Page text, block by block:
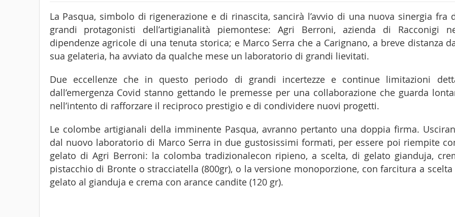
La Pasqua, simbolo di rigenerazione e di rinascita, sancirà l’avvio di una nuova sinergia fra
grandi protagonisti dell’artigianalità piemontese: Agri Berroni, azienda di Racconigi
dipendenze agricole di una tenuta storica; e Marco Serra che a Carignano, a breve distanza
sua gelateria, ha avviato da qualche mese un laboratorio di grandi lievitati.
Due eccellenze che in questo periodo di grandi incertezze e continue limitazioni
dall’emergenza Covid stanno gettando le premesse per una collaborazione che guarda
nell’intento di rafforzare il reciproco prestigio e di condividere nuovi progetti.
Le colombe artigianali della imminente Pasqua, avranno pertanto una doppia firma.
dal nuovo laboratorio di Marco Serra in due gustosissimi formati, per essere poi riempite
gelato di Agri Berroni: la colomba tradizionalecon ripieno, a scelta, di gelato gianduja,
pistacchio di Bronte o stracciatella (800gr), o la versione monoporzione, con farcitura a scelta
gelato al gianduja e crema con arance candite (120 gr).